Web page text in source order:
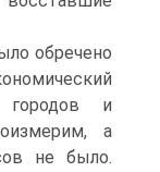
обречено
городов и
а
не было.